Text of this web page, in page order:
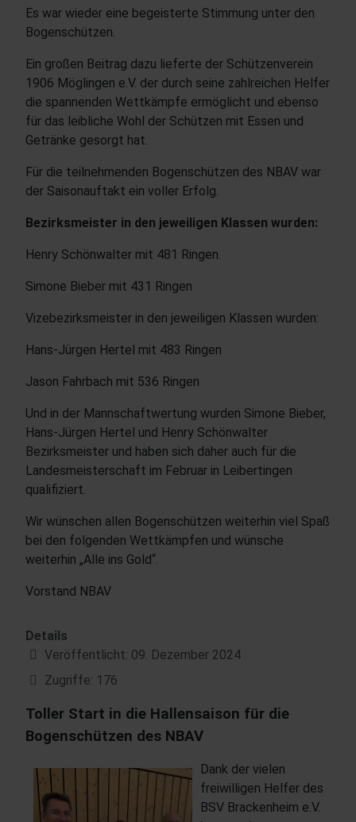
Es war wieder eine begeisterte Stimmung unter den
Bogenschützen.
Ein großen Beitrag dazu lieferte der Schützenverein
1906 Möglingen e.V. der durch seine zahlreichen Helfer
die spannenden Wettkämpfe ermöglicht und ebenso
für das leibliche Wohl der Schützen mit Essen und
Getränke gesorgt hat.
Für die teilnehmenden Bogenschützen des NBAV war
der Saisonauftakt ein voller Erfolg.
Bezirksmeister in den jeweiligen Klassen wurden:
Henry Schönwalter mit 481 Ringen.
Simone Bieber mit 431 Ringen
Vizebezirksmeister in den jeweiligen Klassen wurden:
Hans-Jürgen Hertel mit 483 Ringen
Jason Fahrbach mit 536 Ringen
Und in der Mannschaftwertung wurden Simone Bieber,
Hans-Jürgen Hertel und Henry Schönwalter
Bezirksmeister und haben sich daher auch für die
Landesmeisterschaft im Februar in Leibertingen
qualifiziert.
Wir wünschen allen Bogenschützen weiterhin viel Spaß
bei den folgenden Wettkämpfen und wünsche
weiterhin „Alle ins Gold“.
Vorstand NBAV
Details
Veröffentlicht: 09. Dezember 2024
Zugriffe: 176
Toller Start in die Hallensaison für die
Bogenschützen des NBAV
Dank der vielen
freiwilligen Helfer des
BSV Brackenheim e.V.